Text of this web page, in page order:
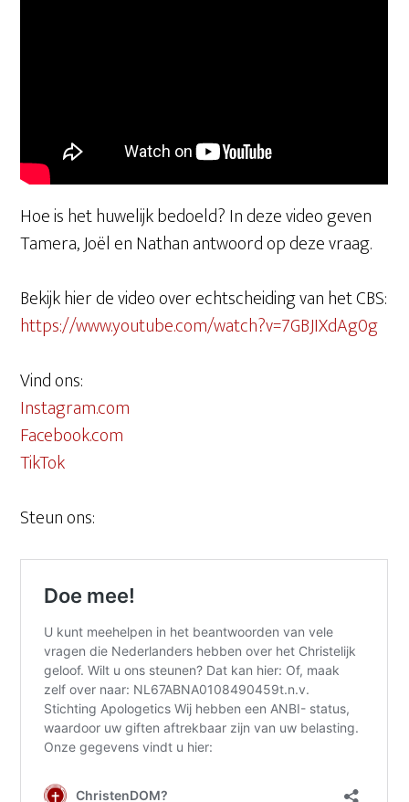
Hoe is het huwelijk bedoeld? In deze video geven
Tamera, Joël en Nathan antwoord op deze vraag.
Bekijk hier de video over echtscheiding van het CBS:
https://www.youtube.com/watch?v=7GBJIXdAg0g
Vind ons:
Instagram.com
Facebook.com
TikTok
Steun ons: